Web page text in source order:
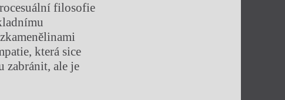
filosofie
která sice
zabránit, ale je